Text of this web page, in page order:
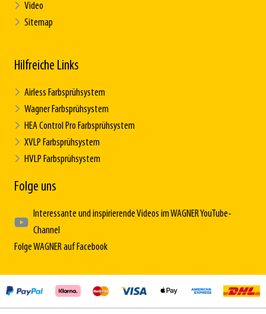
Video
Sitemap
Hilfreiche Links
Airless Farbsprühsystem
Wagner Farbsprühsystem
HEA Control Pro Farbsprühsystem
XVLP Farbsprühsystem
HVLP Farbsprühsystem
Folge uns
Interessante und inspirierende Videos im WAGNER YouTube-
Channel
Folge WAGNER auf Facebook